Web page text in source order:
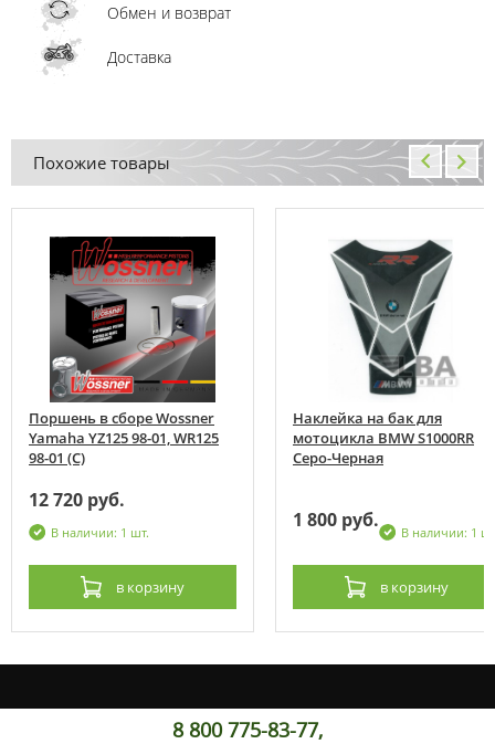
Обмен и возврат
Доставка
Похожие товары
Поршень в сборе Wossner
Yamaha YZ125 98-01, WR125
98-01 (C)
12 720 руб.
В наличии: 1 шт.
в корзину
Наклейка на бак для
мотоцикла BMW S1000RR
Серо-Черная
1 800 руб.
В наличии: 1
в корзину
8 800 775-83-77,